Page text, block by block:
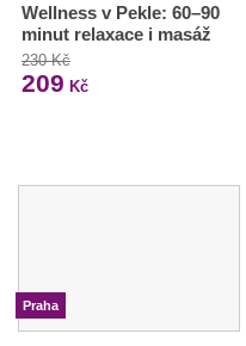
Wellness v Pekle: 60–90
minut relaxace i masáž
230 Kč
209 Kč
Praha